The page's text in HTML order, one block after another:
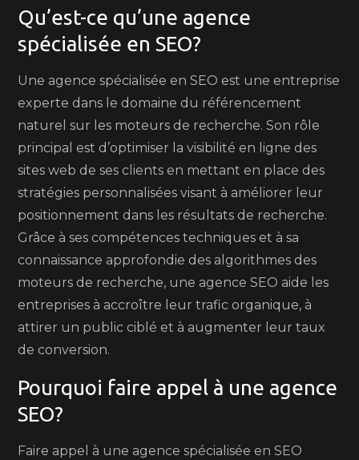
Qu’est-ce qu’une agence
spécialisée en SEO?
Une agence spécialisée en SEO est une entreprise
experte dans le domaine du référencement
naturel sur les moteurs de recherche. Son rôle
principal est d’optimiser la visibilité en ligne des
sites web de ses clients en mettant en place des
stratégies personnalisées visant à améliorer leur
positionnement dans les résultats de recherche.
Grâce à ses compétences techniques et à sa
connaissance approfondie des algorithmes des
moteurs de recherche, une agence SEO aide les
entreprises à accroître leur trafic organique, à
attirer un public ciblé et à augmenter leur taux
de conversion.
Pourquoi faire appel à une agence
SEO?
Faire appel à une agence spécialisée en SEO